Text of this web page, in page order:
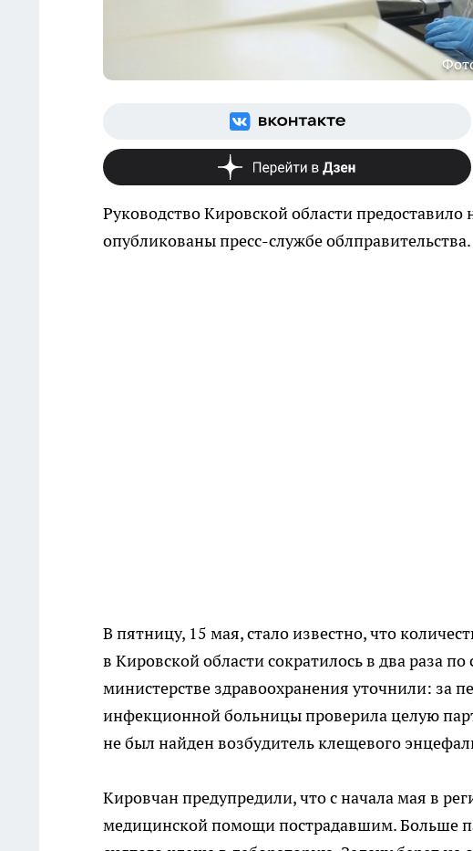
Руководство Кировской области
опубликованы пресс-службе облправительства.
В пятницу, 15 мая, стало известно, что
в Кировской области сократилось в два раза
министерстве здравоохранения уточнили: за
инфекционной больницы проверила целую
не был найден возбудитель клещевого
Кировчан предупредили, что с начала мая в
медицинской помощи пострадавшим. Больше